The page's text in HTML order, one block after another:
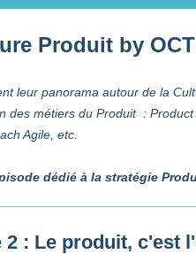
Produit by
leur panorama autour de la
des métiers du Produit :
Agile, etc.
dédié à la stratégie
2 : Le produit, c'est